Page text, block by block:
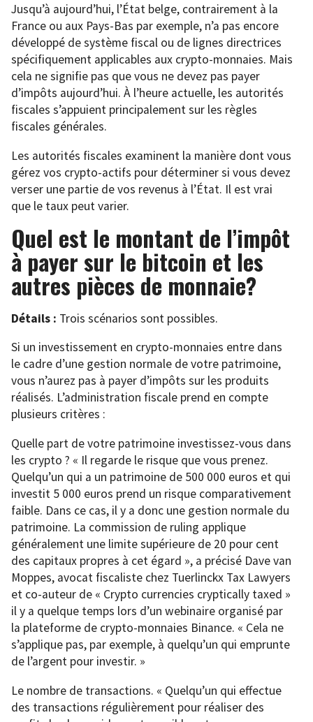
Jusqu’à aujourd’hui, l’État belge, contrairement à la
France ou aux Pays-Bas par exemple, n’a pas encore
développé de système fiscal ou de lignes directrices
spécifiquement applicables aux crypto-monnaies. Mais
cela ne signifie pas que vous ne devez pas payer
d’impôts aujourd’hui. À l’heure actuelle, les autorités
fiscales s’appuient principalement sur les règles
fiscales générales.
Les autorités fiscales examinent la manière dont vous
gérez vos crypto-actifs pour déterminer si vous devez
verser une partie de vos revenus à l’État. Il est vrai
que le taux peut varier.
Quel est le montant de l’impôt
à payer sur le bitcoin et les
autres pièces de monnaie?
Détails : Trois scénarios sont possibles.
Si un investissement en crypto-monnaies entre dans
le cadre d’une gestion normale de votre patrimoine,
vous n’aurez pas à payer d’impôts sur les produits
réalisés. L’administration fiscale prend en compte
plusieurs critères :
Quelle part de votre patrimoine investissez-vous dans
les crypto ? « Il regarde le risque que vous prenez.
Quelqu’un qui a un patrimoine de 500 000 euros et qui
investit 5 000 euros prend un risque comparativement
faible. Dans ce cas, il y a donc une gestion normale du
patrimoine. La commission de ruling applique
généralement une limite supérieure de 20 pour cent
des capitaux propres à cet égard », a précisé Dave van
Moppes, avocat fiscaliste chez Tuerlinckx Tax Lawyers
et co-auteur de « Crypto currencies cryptically taxed »
il y a quelque temps lors d’un webinaire organisé par
la plateforme de crypto-monnaies Binance. « Cela ne
s’applique pas, par exemple, à quelqu’un qui emprunte
de l’argent pour investir. »
Le nombre de transactions. « Quelqu’un qui effectue
des transactions régulièrement pour réaliser des